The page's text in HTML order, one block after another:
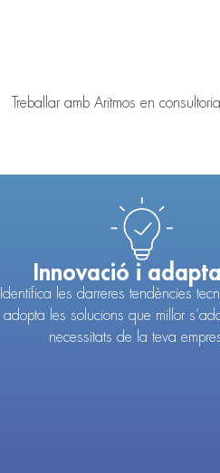
Treballar amb Aritmos en
Innovació i
Identifica les darreres tendències
adopta les solucions que millor
necessitats de la teva